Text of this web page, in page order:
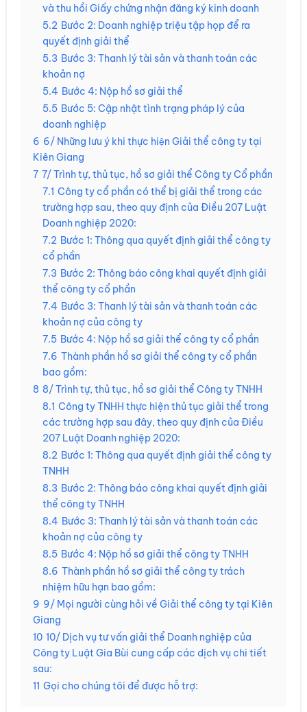
và thu hồi Giấy chứng nhận đăng ký kinh doanh
5.2 Bước 2: Doanh nghiệp triệu tập họp để ra
quyết định giải thể
5.3 Bước 3: Thanh lý tài sản và thanh toán các
khoản nợ
5.4 Bước 4: Nộp hồ sơ giải thể
5.5 Bước 5: Cập nhật tình trạng pháp lý của
doanh nghiệp
6 6/ Những lưu ý khi thực hiện Giải thể công ty tại
Kiên Giang
7 7/ Trình tự, thủ tục, hồ sơ giải thể Công ty Cổ phần
7.1 Công ty cổ phần có thể bị giải thể trong các
trường hợp sau, theo quy định của Điều 207 Luật
Doanh nghiệp 2020:
7.2 Bước 1: Thông qua quyết định giải thể công ty
cổ phần
7.3 Bước 2: Thông báo công khai quyết định giải
thể công ty cổ phần
7.4 Bước 3: Thanh lý tài sản và thanh toán các
khoản nợ của công ty
7.5 Bước 4: Nộp hồ sơ giải thể công ty cổ phần
7.6 Thành phần hồ sơ giải thể công ty cổ phần
bao gồm:
8 8/ Trình tự, thủ tục, hồ sơ giải thể Công ty TNHH
8.1 Công ty TNHH thực hiện thủ tục giải thể trong
các trường hợp sau đây, theo quy định của Điều
207 Luật Doanh nghiệp 2020:
8.2 Bước 1: Thông qua quyết định giải thể công ty
TNHH
8.3 Bước 2: Thông báo công khai quyết định giải
thể công ty TNHH
8.4 Bước 3: Thanh lý tài sản và thanh toán các
khoản nợ của công ty
8.5 Bước 4: Nộp hồ sơ giải thể công ty TNHH
8.6 Thành phần hồ sơ giải thể công ty trách
nhiệm hữu hạn bao gồm:
9 9/ Mọi người cùng hỏi về Giải thể công ty tại Kiên
Giang
10 10/ Dịch vụ tư vấn giải thể Doanh nghiệp của
Công ty Luật Gia Bùi cung cấp các dịch vụ chi tiết
sau:
11 Gọi cho chúng tôi để được hỗ trợ: